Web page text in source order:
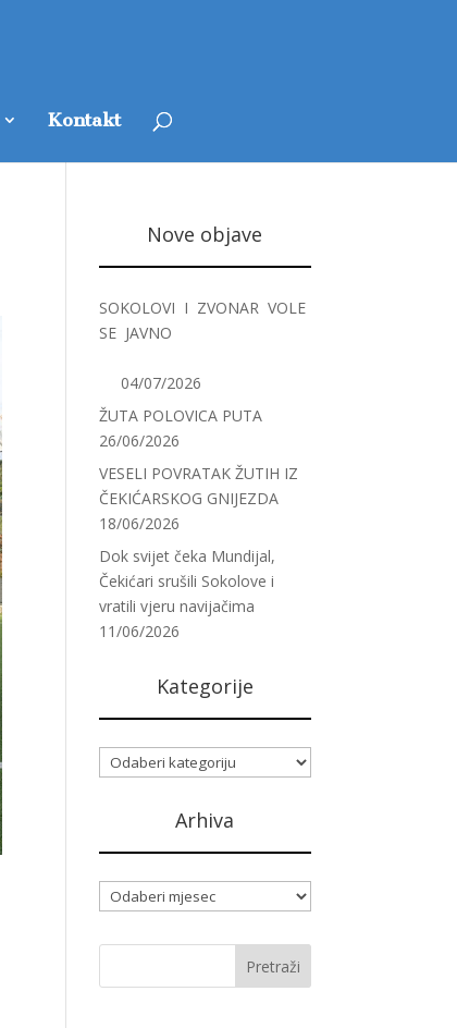
Kontakt
Nove objave
SOKOLOVI I ZVONAR VOLE
SE JAVNO
04/07/2026
ŽUTA POLOVICA PUTA
26/06/2026
VESELI POVRATAK ŽUTIH IZ
ČEKIĆARSKOG GNIJEZDA
18/06/2026
Dok svijet čeka Mundijal,
Čekićari srušili Sokolove i
vratili vjeru navijačima
11/06/2026
Kategorije
Kategorije
Arhiva
Arhiva